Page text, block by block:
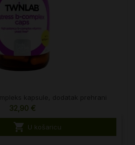
32,90 €
 U košaricu